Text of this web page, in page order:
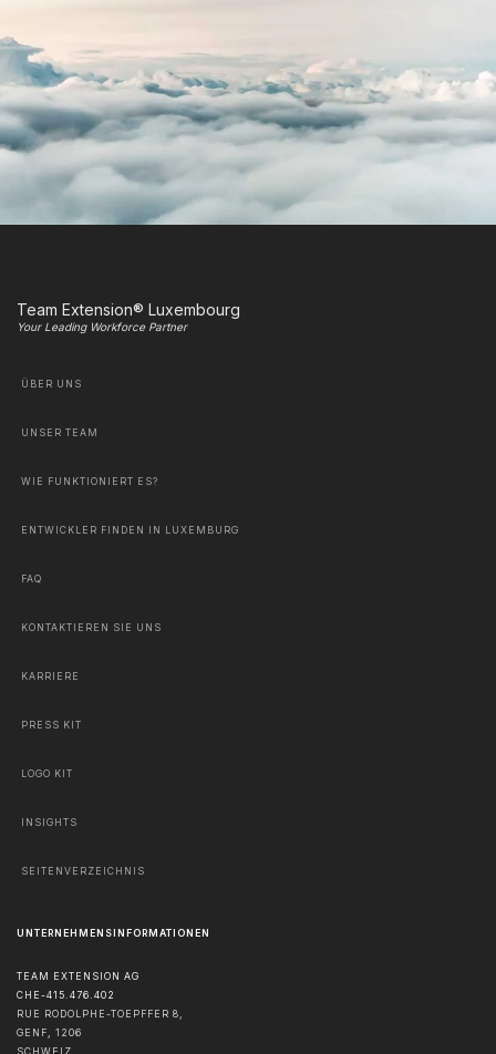
Team Extension® Luxembourg
Your Leading Workforce Partner
ÜBER UNS
UNSER TEAM
WIE FUNKTIONIERT ES?
ENTWICKLER FINDEN IN LUXEMBURG
FAQ
KONTAKTIEREN SIE UNS
KARRIERE
PRESS KIT
LOGO KIT
INSIGHTS
SEITENVERZEICHNIS
UNTERNEHMENSINFORMATIONEN
TEAM EXTENSION AG
CHE-415.476.402
RUE RODOLPHE-TOEPFFER 8,
GENF, 1206